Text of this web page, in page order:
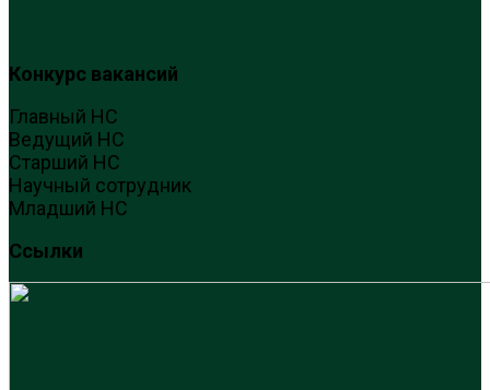
Конкурс вакансий
Главный НС
Ведущий НС
Старший НС
Научный сотрудник
Младший НС
Ссылки